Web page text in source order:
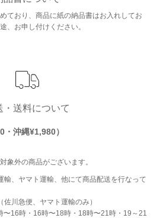
ており、商品に紙の納品書はお入れしてお
、お申し付けください。
・送料について
沖縄¥1,980）
象外の商品がございます。
輸、ヤマト運輸、他にて商品配送を行なって
川急便、ヤマト運輸のみ）
〜16時・16時〜18時・18時〜21時・19～21